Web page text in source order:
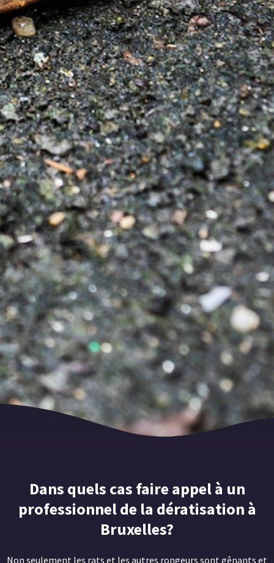
Dans quels cas faire appel à un
professionnel de la dératisation à
Bruxelles?
Non seulement les rats et les autres rongeurs sont gênants et